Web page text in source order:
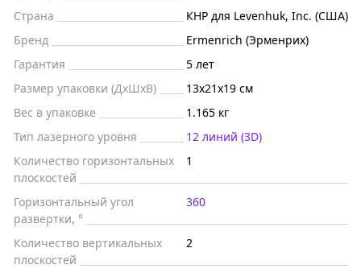
Страна
КНР для Levenhuk, Inc. (США)
Бренд
Ermenrich (Эрменрих)
Гарантия
5 лет
Размер упаковки (ДxШxВ)
13x21x19 см
Вес в упаковке
1.165 кг
Тип лазерного уровня
12 линий (3D)
Количество горизонтальных
плоскостей
1
Горизонтальный угол
развертки, °
360
Количество вертикальных
плоскостей
2